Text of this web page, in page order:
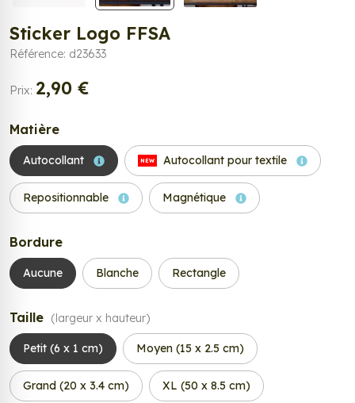
Sticker Logo FFSA
Référence: d23633
Prix: 2,90 €
Matière
Autocollant NEW Autocollant pour textile
Repositionnable Magnétique
Bordure
Aucune Blanche Rectangle
Taille (largeur x hauteur)
Petit (6 x 1 cm) Moyen (15 x 2.5 cm)
Grand (20 x 3.4 cm) XL (50 x 8.5 cm)